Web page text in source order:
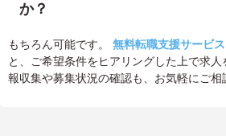
か？
もちろん可能です。 無料転職支援サービス
と、ご希望条件をヒアリングした上で求
報収集や募集状況の確認も、お気軽にご相